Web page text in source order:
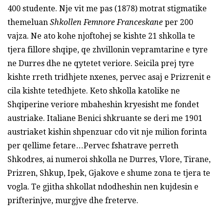
400 studente. Nje vit me pas (1878) motrat stigmatike
themeluan Shkollen Femnore Franceskane per 200
vajza. Ne ato kohe njoftohej se kishte 21 shkolla te
tjera fillore shqipe, qe zhvillonin vepramtarine e tyre
ne Durres dhe ne qytetet veriore. Seicila prej tyre
kishte rreth tridhjete nxenes, pervec asaj e Prizrenit e
cila kishte tetedhjete. Keto shkolla katolike ne
Shqiperine veriore mbaheshin kryesisht me fondet
austriake. Italiane Benici shkruante se deri me 1901
austriaket kishin shpenzuar cdo vit nje milion forinta
per qellime fetare…Pervec fshatrave perreth
Shkodres, ai numeroi shkolla ne Durres, Vlore, Tirane,
Prizren, Shkup, Ipek, Gjakove e shume zona te tjera te
vogla. Te gjitha shkollat ndodheshin nen kujdesin e
prifterinjve, murgjve dhe freterve.